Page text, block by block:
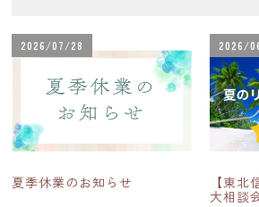
2026/07/28
夏季休業のお知らせ
2026/
【東
大相談